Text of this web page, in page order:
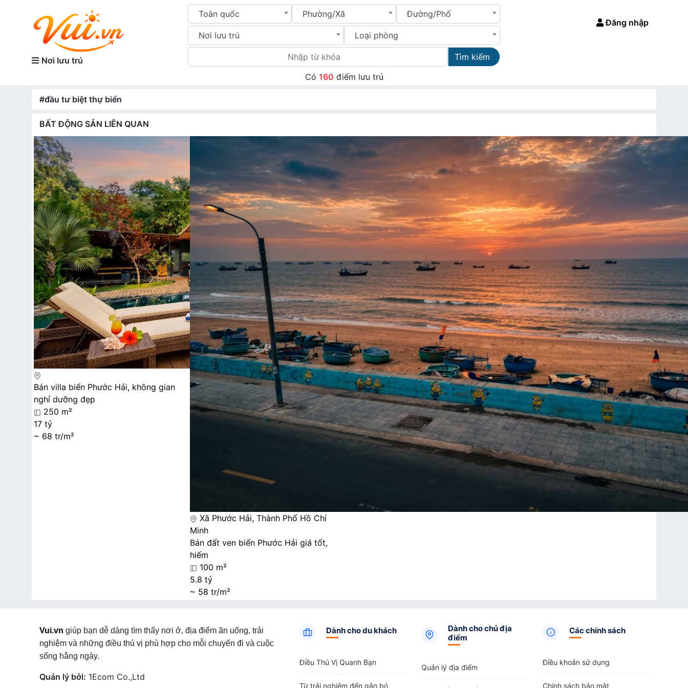
Nơi lưu trú
Toàn quốc Phường/Xã Đường/Phố
Nơi lưu trú Loại phòng
Tìm kiếm
Đăng nhập
Có 160 điểm lưu trú
#đầu tư biệt thự biển
BẤT ĐỘNG SẢN LIÊN QUAN
Bán villa biển Phước Hải, không gian
nghỉ dưỡng đẹp
250 m²
17 tỷ
~ 68 tr/m²
Xã Phước Hải, Thành Phố Hồ Chí
Minh
Bán đất ven biển Phước Hải giá tốt,
hiếm
100 m²
5.8 tỷ
~ 58 tr/m²
Vui.vn giúp bạn dễ dàng tìm thấy nơi ở, địa điểm ăn uống, trải
nghiệm và những điều thú vị phù hợp cho mỗi chuyến đi và cuộc
sống hằng ngày.
Quản lý bởi: 1Ecom Co.,Ltd
Dành cho du khách
Điều Thú Vị Quanh Bạn
Từ trải nghiệm đến gắn bó
Dành cho chủ địa
điểm
Quản lý địa điểm
Các chính sách
Điều khoản sử dụng
Chính sách bảo mật